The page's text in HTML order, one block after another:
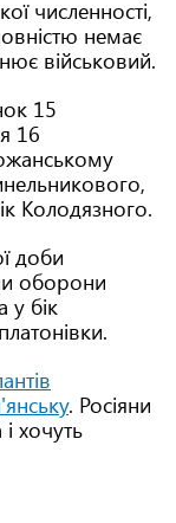
численності,
немає
військовий.
15
16
Колодязного.
доби
оборони
у бік
. Росіяни
хочуть